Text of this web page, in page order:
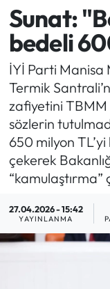
Sunat:
bedeli
İYİ Parti Manisa
Termik
zafiyetini TBMM
sözlerin
650 milyon
çekerek
“kamulaştırma”
27.04.2026 - 15:42
YAYINLANMA
Son Dakika
Haber Arşivi